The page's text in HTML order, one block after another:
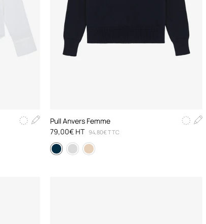
Pull Anvers Femme
79,00€ HT 94,80€ TTC